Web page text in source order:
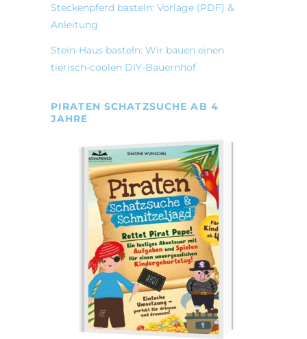
Steckenpferd basteln: Vorlage (PDF) &
Anleitung
Stein-Haus basteln: Wir bauen einen
tierisch-coolen DIY-Bauernhof
PIRATEN SCHATZSUCHE AB 4
JAHRE